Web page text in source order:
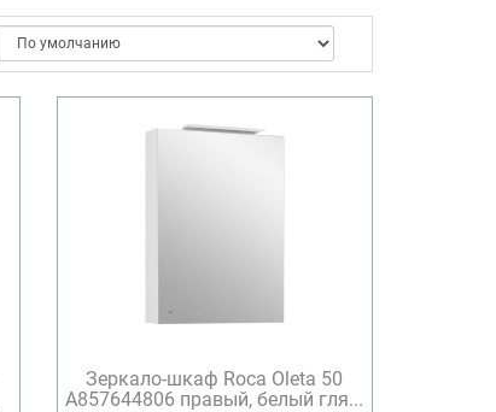
Зеркало-шкаф Roca Oleta 50
A857644806 правый, белый гля...